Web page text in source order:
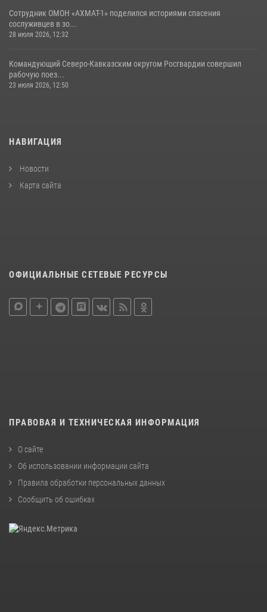
Сотрудник ОМОН «АХМАТ-1» поделился историями спасения
сослуживцев в зо...
28 июля 2026, 12:32
Командующий Северо-Кавказским округом Росгвардии совершил
рабочую поез...
23 июля 2026, 12:50
НАВИГАЦИЯ
Новости
Карта сайта
ОФИЦИАЛЬНЫЕ СЕТЕВЫЕ РЕСУРСЫ
ПРАВОВАЯ И ТЕХНИЧЕСКАЯ ИНФОРМАЦИЯ
О сайте
Об использовании информации сайта
Правила обработки персональных данных
Сообщить об ошибках